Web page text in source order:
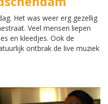
Het was weer erg gezellig
Veel mensen liepen
en kleedjes. Ook de
ontbrak de live muziek